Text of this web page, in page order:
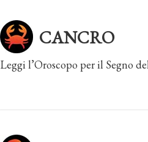
CANCRO
Leggi l’Oroscopo per il Segno